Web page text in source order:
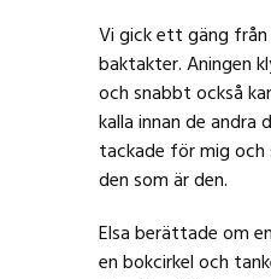
Vi gick ett gäng
baktakter. Aningen
och snabbt också
kalla innan de
tackade för mig och
den som är den.
Elsa berättade om
en bokcirkel och